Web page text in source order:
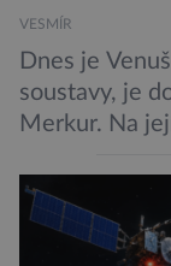
VESMÍR
Dnes je
soustavy, je
Merkur. Na
hustší než na
oblaků se
není to